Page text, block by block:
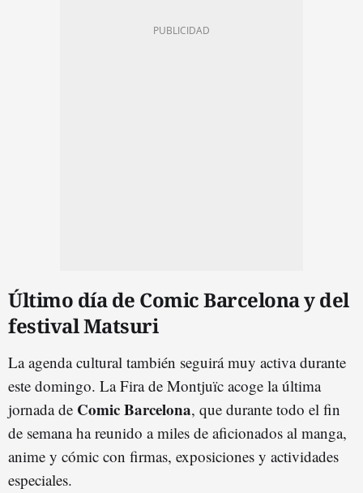
Último día de Comic Barcelona y del
festival Matsuri
La agenda cultural también seguirá muy activa durante
este domingo. La Fira de Montjuïc acoge la última
jornada de Comic Barcelona, que durante todo el fin
de semana ha reunido a miles de aficionados al manga,
anime y cómic con firmas, exposiciones y actividades
especiales.